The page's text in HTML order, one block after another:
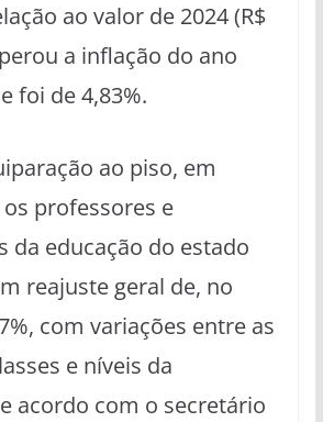
ao valor de 2024 (R$
a inflação do ano
foi de 4,83%.
ao piso, em
professores e
da educação do estado
reajuste geral de, no
com variações entre as
e níveis da
acordo com o secretário